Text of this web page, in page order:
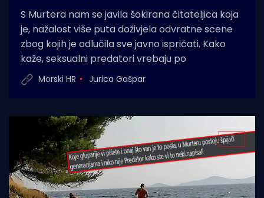
S Murtera nam se javila šokirana čitateljica koja
je, nažalost više puta doživjela odvratne scene
zbog kojih je odlučila sve javno ispričati. Kako
kaže, seksualni predatori vrebaju po
Morski HR Jurica Gašpar